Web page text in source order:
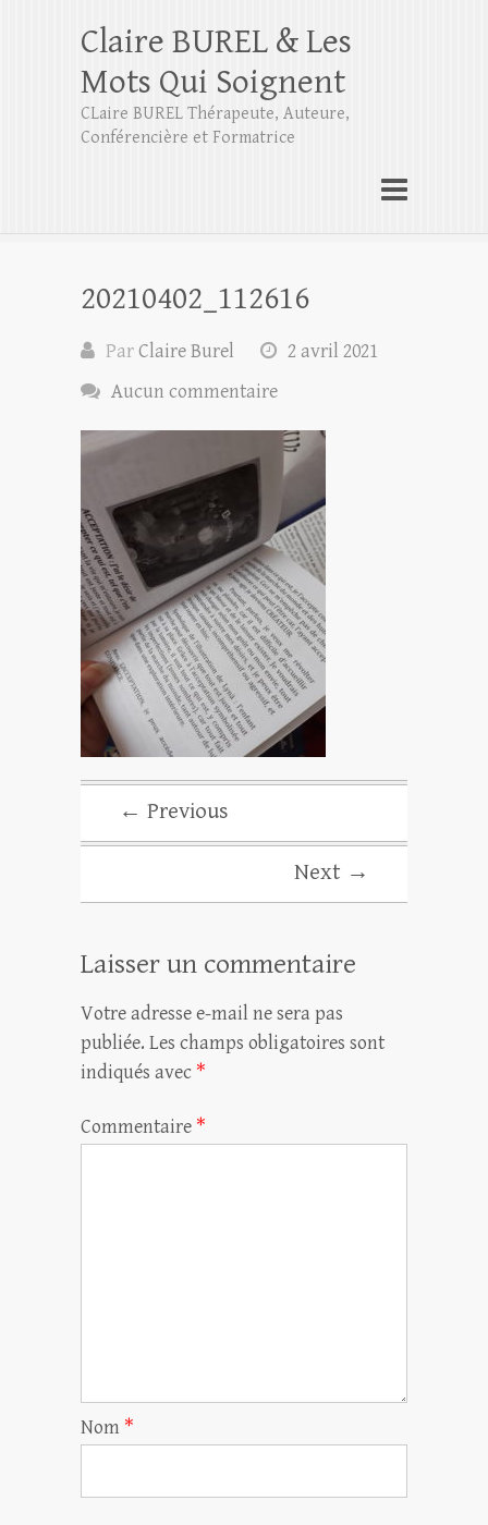
Claire BUREL & Les
Mots Qui Soignent
CLaire BUREL Thérapeute, Auteure,
Conférencière et Formatrice
20210402_112616
ParClaire Burel
2 avril 2021
Aucun commentaire
← Previous
Next →
Laisser un commentaire
Votre adresse e-mail ne sera pas
publiée. Les champs obligatoires sont
indiqués avec *
Commentaire *
Nom *